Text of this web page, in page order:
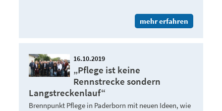
mehr erfahren
16.10.2019
„Pflege ist keine
Rennstrecke sondern
Langstreckenlauf“
Brennpunkt Pflege in Paderborn mit neuen Ideen, wie